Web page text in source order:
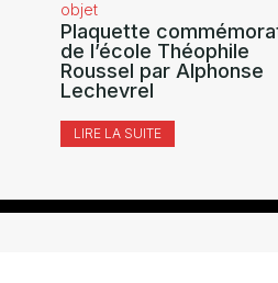
objet
Plaquette
de l’école Théophile
Roussel par Alphonse
Lechevrel
LIRE LA SUITE